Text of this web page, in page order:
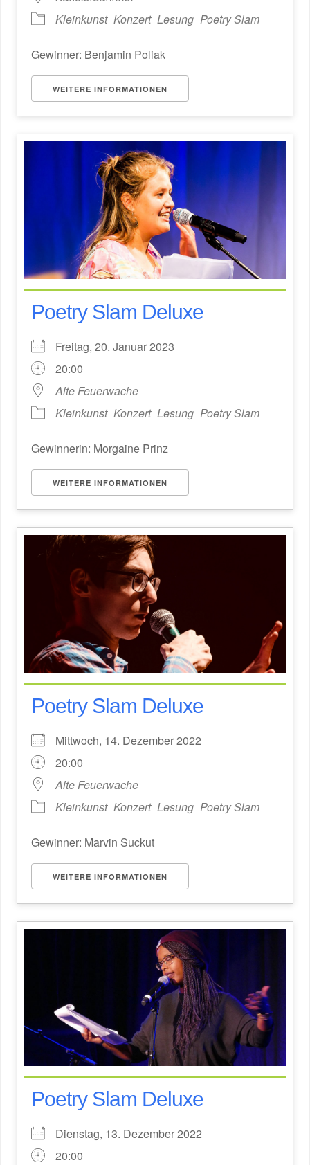
Kleinkunst Konzert Lesung Poetry Slam
Gewinner: Benjamin Poliak
WEITERE INFORMATIONEN
Poetry Slam Deluxe
Freitag, 20. Januar 2023
20:00
Alte Feuerwache
Kleinkunst Konzert Lesung Poetry Slam
Gewinnerin: Morgaine Prinz
WEITERE INFORMATIONEN
Poetry Slam Deluxe
Mittwoch, 14. Dezember 2022
20:00
Alte Feuerwache
Kleinkunst Konzert Lesung Poetry Slam
Gewinner: Marvin Suckut
WEITERE INFORMATIONEN
Poetry Slam Deluxe
Dienstag, 13. Dezember 2022
20:00